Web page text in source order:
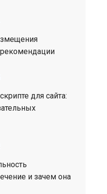
для сайта:
и зачем она